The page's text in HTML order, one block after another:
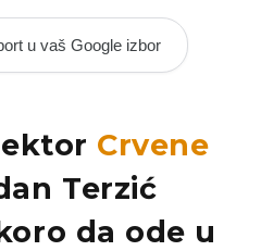
u vaš Google izbor
Crvene
Terzić
da ode u